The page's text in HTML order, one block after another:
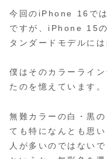
今回のiPhone 16では
ですが、iPhone 15
タンダードモデルに
僕はそのカラーライ
たのを憶えています。
無難カラーの白・黒
ても特になんとも思
人が多いのではない